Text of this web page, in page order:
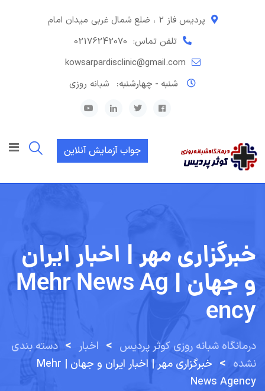
پردیس فاز 2 ، ضلع شمال غربی میدان امام
تلفن تماس: 02176242070
kowsarpardisclinic@gmail.com
شنبه - چهارشنبه:
شبانه روزی
جواب آزمایش آنلاین
خبرگزاری مهر | اخبار ایران
و جهان | Mehr News Ag
Ency
درمانگاه شبانه روزی کوثر پردیس > اخبار > دسته بندی
نشده >
خبرگزاری مهر | اخبار ایران و جهان | Mehr
News Agency